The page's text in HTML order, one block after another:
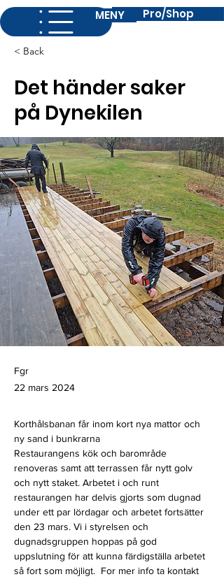
Pro/Shop
MENY
< Back
Det händer saker
på Dynekilen
Fgr
22 mars 2024
Korthålsbanan får inom kort nya mattor och
ny sand i bunkrarna
Restaurangens kök och barområde
renoveras samt att terrassen får nytt golv
och nytt staket. Arbetet i och runt
restaurangen har delvis gjorts som dugnad
under ett par lördagar och arbetet fortsätter
den 23 mars. Vi i styrelsen och
dugnadsgruppen hoppas på god
uppslutning för att kunna färdigställa arbetet
så fort som möjligt.  For mer info ta kontakt